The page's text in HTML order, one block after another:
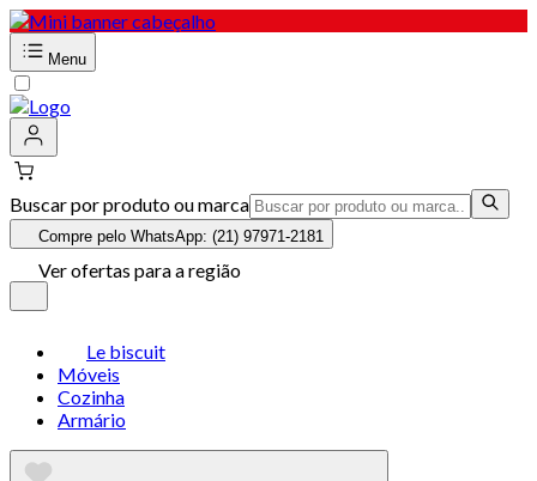
Menu
Buscar por produto ou marca
Compre pelo WhatsApp: (21) 97971-2181
Ver ofertas para a região
Le biscuit
Móveis
Cozinha
Armário